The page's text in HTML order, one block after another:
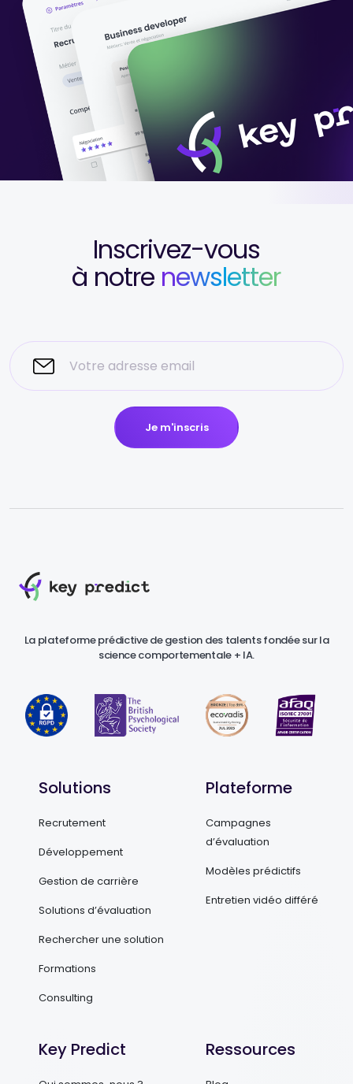
Inscrivez-vous
à notre newsletter
Je m'inscris
La plateforme prédictive de gestion des talents fondée sur la
science comportementale + IA.
Solutions
Recrutement
Développement
Gestion de carrière
Solutions d’évaluation
Rechercher une solution
Formations
Consulting
Plateforme
Campagnes
d’évaluation
Modèles prédictifs
Entretien vidéo différé
Key Predict Ressources